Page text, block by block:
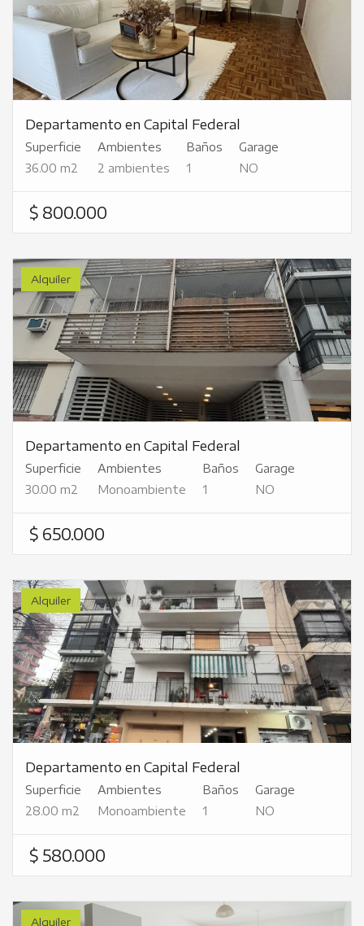
Departamento en Capital Federal
Superficie
36.00 m2
Ambientes
2 ambientes
Baños
1
Garage
NO
$ 800.000
Alquiler
Departamento en Capital Federal
Superficie
30.00 m2
Ambientes
Monoambiente
Baños
1
Garage
NO
$ 650.000
Alquiler
Departamento en Capital Federal
Superficie
28.00 m2
Ambientes
Monoambiente
Baños
1
Garage
NO
$ 580.000
Alquiler